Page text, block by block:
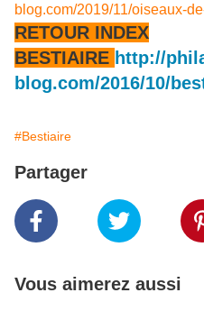
blog.com/2019/11/oiseaux-
RETOUR INDEX
BESTIAIRE http://
blog.com/2016/10/
#Bestiaire
Partager
Vous aimerez aussi